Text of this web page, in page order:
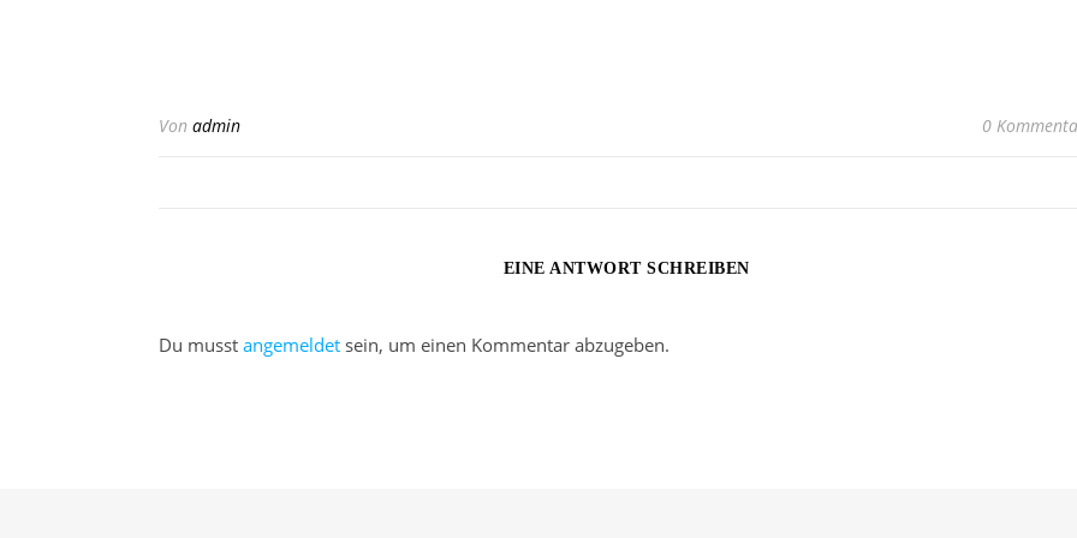
Von admin 0
EINE ANTWORT SCHREIBEN
Du musst angemeldet sein, um einen Kommentar abzugeben.